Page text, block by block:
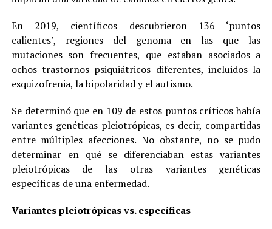
En 2019, científicos descubrieron 136 ‘puntos
calientes’, regiones del genoma en las que las
mutaciones son frecuentes, que estaban asociados a
ochos trastornos psiquiátricos diferentes, incluidos la
esquizofrenia, la bipolaridad y el autismo.
Se determinó que en 109 de estos puntos críticos había
variantes genéticas pleiotrópicas, es decir, compartidas
entre múltiples afecciones. No obstante, no se pudo
determinar en qué se diferenciaban estas variantes
pleiotrópicas de las otras variantes genéticas
específicas de una enfermedad.
Variantes pleiotrópicas vs. específicas